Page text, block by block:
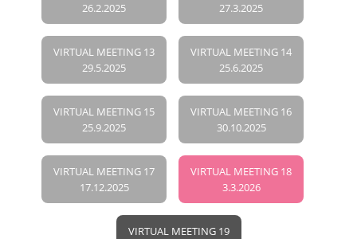
26.2.2025
27.3.2025
VIRTUAL MEETING 13
29.5.2025
VIRTUAL MEETING 14
25.6.2025
VIRTUAL MEETING 15
25.9.2025
VIRTUAL MEETING 16
30.10.2025
VIRTUAL MEETING 17
17.12.2025
VIRTUAL MEETING 18
3.3.2026
VIRTUAL MEETING 19